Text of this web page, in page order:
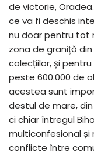
de victorie,
ce va fi deschis
nu doar pentru tot
zona de graniță
colecțiilor, și
peste 600.000 de
acestea sunt
destul de mare,
ci chiar întregul
multiconfesional și
conflicte între